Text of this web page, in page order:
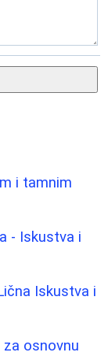
i tamnim
- Iskustva i
Iskustva i
za osnovnu